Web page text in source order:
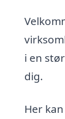
i en
dig.
Her